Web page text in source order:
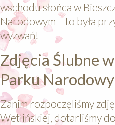
wschodu słońca w
Narodowym – to była
wyzwań!
Zdjęcia Ślubne
Parku
Zanim rozpoczęliśmy
Wetlińskiej, dotarliśmy